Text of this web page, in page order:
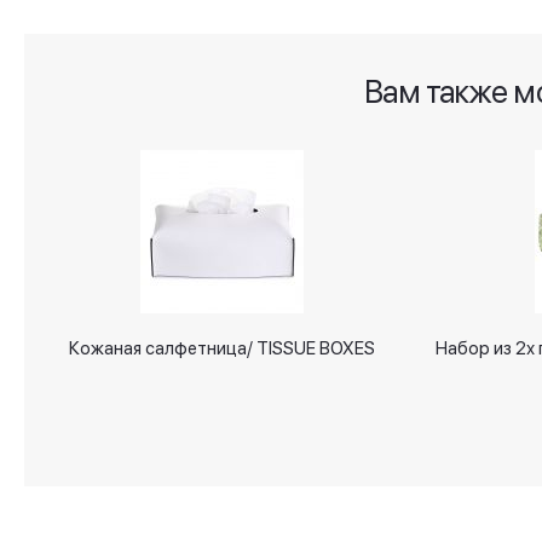
Вам также
Кожаная салфетница/ TISSUE BOXES Набор из